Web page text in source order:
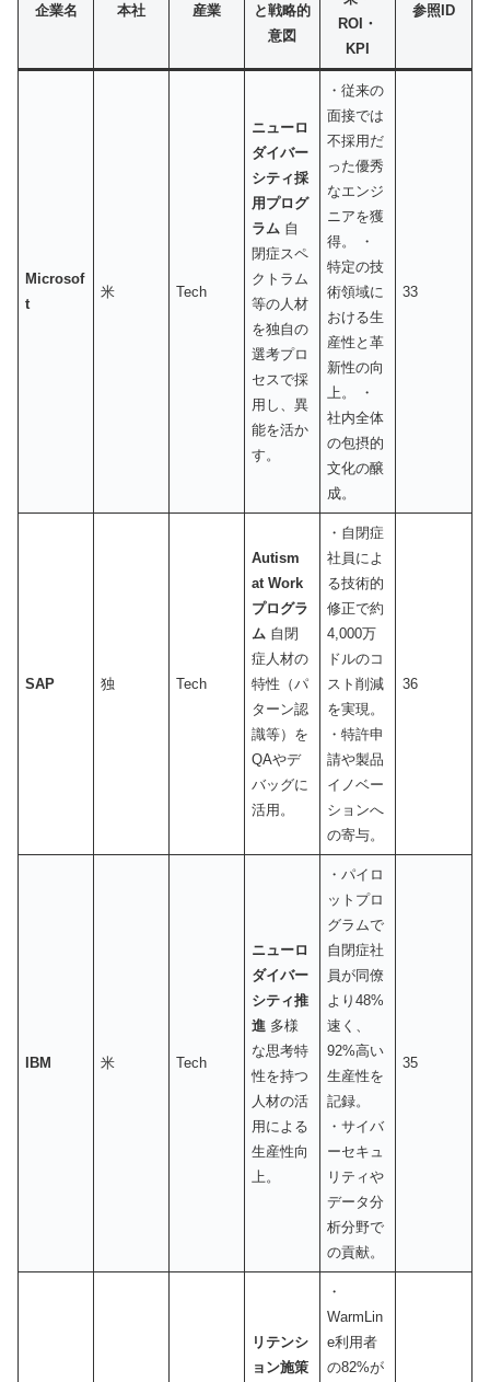
企業名 本社 産業
と戦略的
意図
ROI・
KPI
参照ID
Microsof
t
米 Tech
ニューロ
ダイバー
シティ採
用プログ
ラム 自
閉症スペ
クトラム
等の人材
を独自の
選考プロ
セスで採
用し、異
能を活か
す。
・従来の
面接では
不採用だ
った優秀
なエンジ
ニアを獲
得。 ・
特定の技
術領域に
おける生
産性と革
新性の向
上。 ・
社内全体
の包摂的
文化の醸
成。
33
SAP 独 Tech
Autism
at Work
プログラ
ム 自閉
症人材の
特性（パ
ターン認
識等）を
QAやデ
バッグに
活用。
・自閉症
社員によ
る技術的
修正で約
4,000万
ドルのコ
スト削減
を実現。
・特許申
請や製品
イノベー
ションへ
の寄与。
36
IBM 米 Tech
ニューロ
ダイバー
シティ推
進 多様
な思考特
性を持つ
人材の活
用による
生産性向
上。
・パイロ
ットプロ
グラムで
自閉症社
員が同僚
より48%
速く、
92%高い
生産性を
記録。
・サイバ
ーセキュ
リティや
データ分
析分野で
の貢献。
35
リテンシ
ョン施策
・
WarmLin
e利用者
の82%が